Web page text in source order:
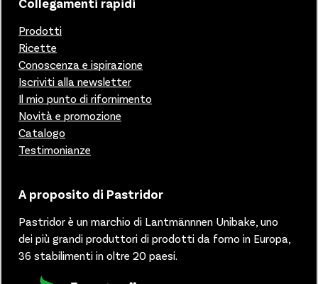
Prodotti
Ricette
Conoscenza e ispirazione
Iscriviti alla newsletter
Il mio punto di rifornimento
Novità e promozione
Catalogo
Testimonianze
A proposito di Pastridor
Pastridor è un marchio di Lantmännnen Unibake, uno
dei più grandi produttori di prodotti da forno in Europa,
36 stabilimenti in oltre 20 paesi.